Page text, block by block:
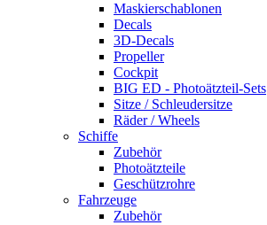
Maskierschablonen
Decals
3D-Decals
Propeller
Cockpit
BIG ED - Photoätzteil-Sets
Sitze / Schleudersitze
Räder / Wheels
Schiffe
Zubehör
Photoätzteile
Geschützrohre
Fahrzeuge
Zubehör